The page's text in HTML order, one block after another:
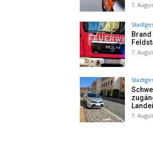
7.
7.
7.